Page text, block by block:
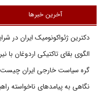
آخرین خبرها
دکترین ژئواکونومیک ایران در
الگوی بقای تاکتیکی اردوغان با
گره سیاست خارجی ایران
نگاهی به پیامدهای ناخواسته